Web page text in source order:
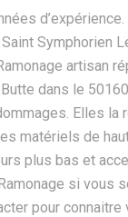
Symphorien
artisan
dans le
Elles la
matériels de
plus bas et
si vous
pour connaitre